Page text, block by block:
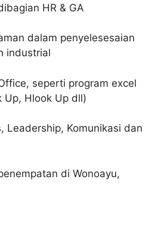
HR & GA
dalam penyelesesaian
industrial
seperti program excel
Up, Hlook Up dll)
Leadership, Komunikasi dan
di Wonoayu,